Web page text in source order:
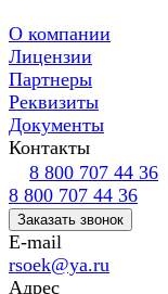
О компании
Лицензии
Партнеры
Реквизиты
Документы
Контакты
8 800 707 44 36
8 800 707 44 36
Заказать звонок
E-mail
rsoek@ya.ru
Адрес